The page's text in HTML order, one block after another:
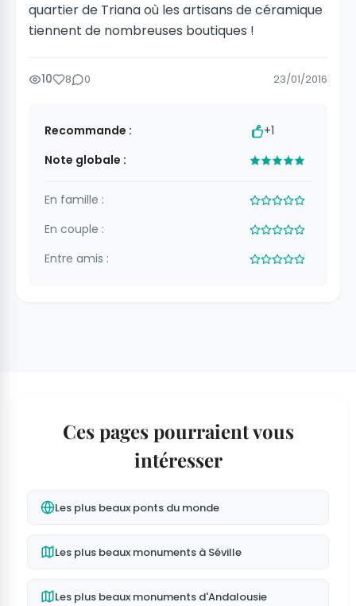
quartier de Triana où les artisans de céramique
tiennent de nombreuses boutiques !
10 8 0 23/01/2016
Recommande :
+1
Note globale :
En famille :
En couple :
Entre amis :
Ces pages pourraient vous
intéresser
Les plus beaux ponts du monde
Les plus beaux monuments à Séville
Les plus beaux monuments d'Andalousie